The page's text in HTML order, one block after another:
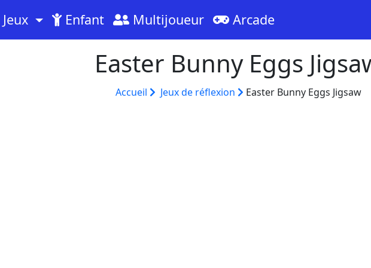
Jeux Enfant Multijoueur Arcade
Easter Bunny Eggs
Accueil Jeux de réflexion Easter Bunny Eggs Jigsaw